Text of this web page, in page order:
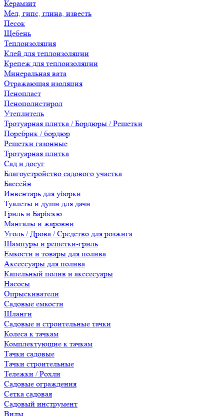
Керамзит
Мел, гипс, глина, известь
Песок
Щебень
Теплоизоляция
Клей для теплоизоляции
Крепеж для теплоизоляции
Минеральная вата
Отражающая изоляция
Пенопласт
Пенополистирол
Утеплитель
Тротуарная плитка / Бордюры / Решетки
Поребрик / бордюр
Решетки газонные
Тротуарная плитка
Сад и досуг
Благоустройство садового участка
Бассейн
Инвентарь для уборки
Туалеты и души для дачи
Гриль и Барбекю
Мангалы и жаровни
Уголь / Дрова / Средство для розжига
Шампуры и решетки-гриль
Емкости и товары для полива
Аксессуары для полива
Капельный полив и акссесуары
Насосы
Опрыскиватели
Садовые емкости
Шланги
Садовые и строительные тачки
Колеса к тачкам
Комплектующие к тачкам
Тачки садовые
Тачки строительные
Тележки / Рохли
Садовые ограждения
Сетка садовая
Садовый инструмент
Вилы